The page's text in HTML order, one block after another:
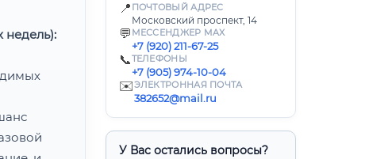
📍 ПОЧТОВЫЙ АДРЕС
Московский проспект, 14
💬 МЕССЕНДЖЕР MAX
+7 (920) 211-67-25
📞ТЕЛЕФОНЫ
+7 (905) 974-10-04
✉️ЭЛЕКТРОННАЯ ПОЧТА
382652@mail.ru
У Вас остались вопросы?